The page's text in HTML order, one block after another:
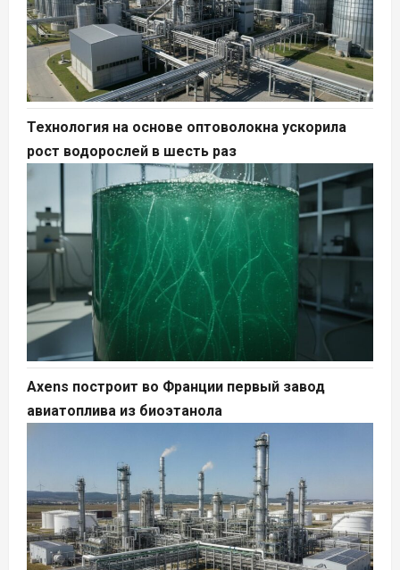
Технология на основе оптоволокна ускорила
рост водорослей в шесть раз
Axens построит во Франции первый завод
авиатоплива из биоэтанола